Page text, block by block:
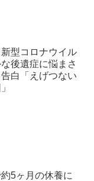
型コロナウイル
後遺症に悩まさ
白「えげつない
5ヶ月の休養に